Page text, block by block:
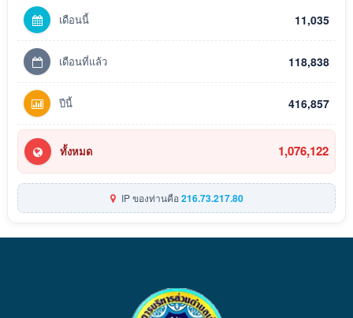
เดือนนี้ 11,035
เดือนที่แล้ว 118,838
ปีนี้ 416,857
ทั้งหมด 1,076,122
IP ของท่านคือ216.73.217.80